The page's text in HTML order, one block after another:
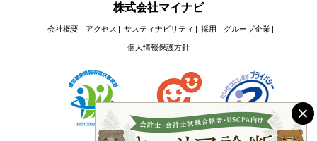
株式会社マイナビ
会社概要 アクセス サスティナビリティ 採用 グループ企業
個人情報保護方針